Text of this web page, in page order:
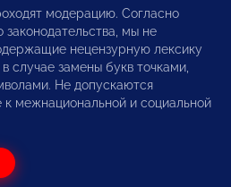
модерацию. Согласно
мы не
нецензурную лексику
случае замены букв точками,
Не допускаются
межнациональной и социальной